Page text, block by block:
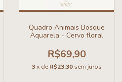
Quadro Animais Bosque
Aquarela - Cervo floral
R$69,90
3x de R$23,30 sem juros